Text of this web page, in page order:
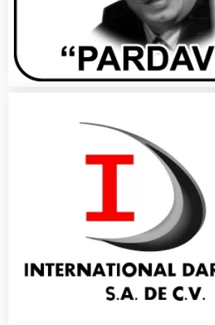
Alarmas
Alimentos